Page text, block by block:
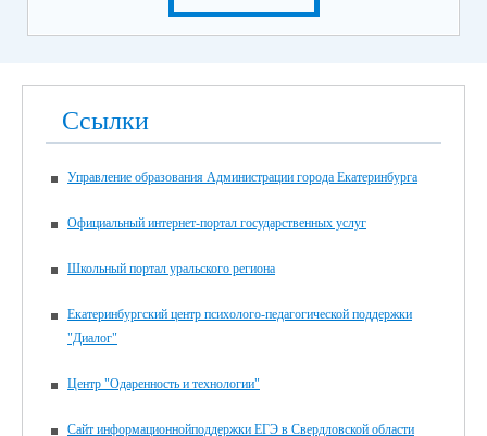
Ссылки
Управление образования Администрации города Екатеринбурга
Официальный интернет-портал государственных услуг
Школьный портал уральского региона
Екатеринбургский центр психолого-педагогической поддержки
"Диалог"
Центр "Одаренность и технологии"
Сайт информационнойподдержки ЕГЭ в Свердловской области